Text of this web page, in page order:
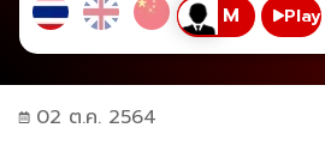
Play
02 ต.ค. 2564